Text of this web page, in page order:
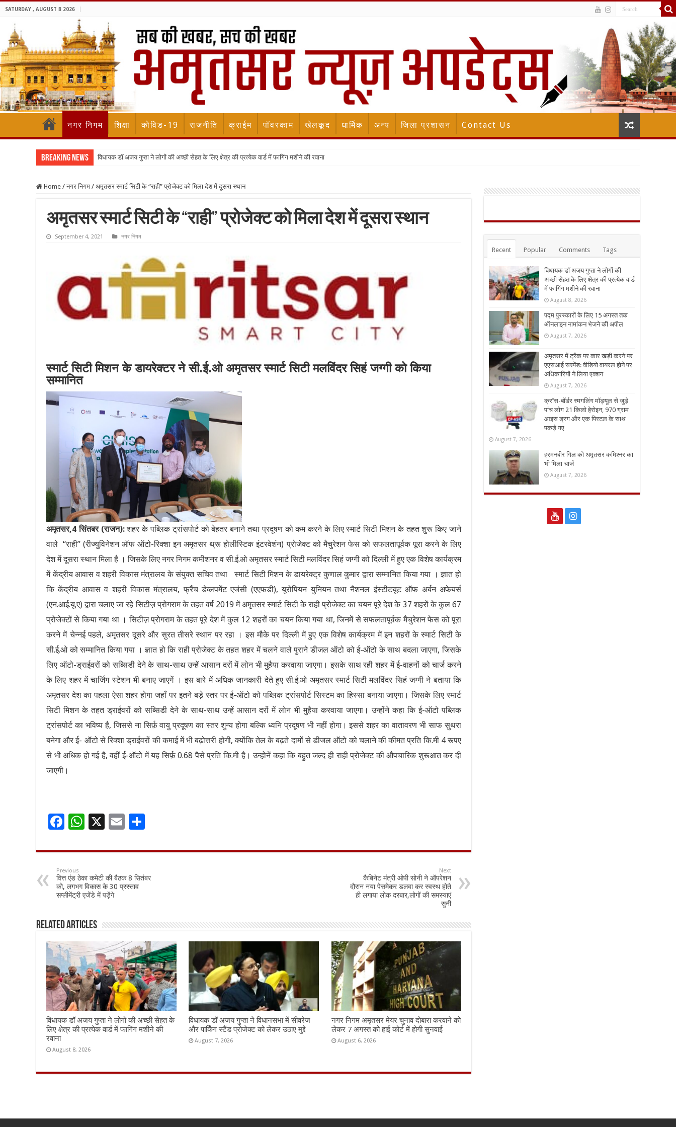
SATURDAY , AUGUST 8 2026
नगर निगम शिक्षा कोविड-19 राजनीति क्राईम पॉवरकाम खेलकूद धार्मिक अन्य जिला प्रशासन Contact Us
Breaking News विधायक डॉ अजय गुप्ता ने लोगों की अच्छी सेहत के लिए क्षेत्र की प्रत्येक वार्ड में फागिंग मशीने की रवाना
Home / नगर निगम / अमृतसर स्मार्ट सिटी के “राही” प्रोजेक्ट को मिला देश में दूसरा स्थान
अमृतसर स्मार्ट सिटी के “राही” प्रोजेक्ट को मिला देश में दूसरा स्थान
September 4, 2021 नगर निगम
स्मार्ट सिटी मिशन के डायरेक्टर ने सी.ई.ओ अमृतसर स्मार्ट सिटी मलविंदर सिहं जग्गी को किया
सम्मानित
अमृतसर,4 सिंतबर (राजन):शहर के पब्लिक ट्रांसपोर्ट को बेहतर बनाने तथा प्रदूषण को कम करने के लिए स्मार्ट सिटी मिशन के तहत शुरू किए जाने
वाले “राही” (रीज्युविनेशन ऑफ ऑटो-रिक्शा इन अमृतसर थ्रू होलीस्टिक इंटरवेशंन) प्रोजेक्ट को मैचुरेशन फेस को सफलतापूर्वक पूरा करने के लिए
देश में दूसरा स्थान मिला है । जिसके लिए नगर निगम कमीशनर व सी.ई.ओ अमृतसर स्मार्ट सिटी मलविंदर सिहं जग्गी को दिल्ली में हुए एक विशेष कार्यक्रम
में केंद्रीय आवास व शहरी विकास मंत्रालय के संयुक्त सचिव तथा स्मार्ट सिटी मिशन के डायरेक्ट्र कुणाल कुमार द्वारा सम्मानित किया गया । ज्ञात हो
कि केंद्रीय आवास व शहरी विकास मंत्रालय, फ्रैंच डेव्लपमेंट एजंसी (एएफडी), यूरोपियन युनियन तथा नैशनल इंस्टीटयूट ऑफ अर्बन अफेयर्स
(एन.आई.यू.ए) द्वारा चलाए जा रहे सिटीज़ प्रोगराम के तहत वर्ष 2019 में अमृतसर स्मार्ट सिटी के राही प्रोजेक्ट का चयन पूरे देश के 37 शहरों के कुल 67
प्रोजेक्टों से किया गया था । सिटीज़ प्रोगराम के तहत पूरे देश में कुल 12 शहरों का चयन किया गया था, जिनमें से सफलतापूर्वक मैचुरेशन फेस को पूरा
करने में चेन्नई पहले, अमृतसर दूसरे और सुरत तीसरे स्थान पर रहा । इस मौके पर दिल्ली में हुए एक विशेष कार्यक्रम में इन शहरों के स्मार्ट सिटी के
सी.ई.ओ को सम्मानित किया गया । ज्ञात हो कि राही प्रोजेक्ट के तहत शहर में चलने वाले पुराने डीजल ऑटो को ई-ऑटो के साथ बदला जाएगा, जिसके
लिए ऑटो-ड्राईवरों को सब्सिडी देने के साथ-साथ उन्हें आसान दरों में लोन भी मुहैया करवाया जाएगा। इसके साथ रही शहर में ई-वाहनों को चार्ज करने
के लिए शहर में चार्जिंग स्टेशन भी बनाए जाएगें । इस बारे में अधिक जानकारी देते हुए सी.ई.ओ अमृतसर स्मार्ट सिटी मलविंदर सिहं जग्गी ने बताया कि
अमृतसर देश का पहला ऐसा शहर होगा जहाँ पर इतने बड़े स्तर पर ई-ऑटो को पब्लिक ट्रांसपोर्ट सिस्टम का हिस्सा बनाया जाएगा। जिसके लिए स्मार्ट
सिटी मिशन के तहत ड्राईवरों को सब्सिडी देने के साथ-साथ उन्हें आसान दरों में लोन भी मुहैया करवाया जाएगा। उन्होंने कहा कि ई-ऑटो पब्लिक
ट्रांसपोर्ट का भविष्य है, जिससे ना सिर्फ़ वायु प्रदूषण का स्तर शुन्य होगा बल्कि ध्वनि प्रदूषण भी नहीं होगा। इससे शहर का वातावरण भी साफ सुथरा
बनेगा और ई- ऑटो से रिक्शा ड्राईवरों की कमाई में भी बढ़ोत्तरी होगी, क्योंकि तेल के बढ़ते दामों से डीजल ऑटो को चलाने की कीमत प्रति कि.मी 4 रूपए
से भी अधिक हो गई है, वहीं ई-ऑटो में यह सिर्फ़ 0.68 पैसे प्रति कि.मी है। उन्होनें कहा कि बहुत जल्द ही राही प्रोजेक्ट की औपचारिक शुरूआत कर दी
जाएगी।
F
e
b
o
o
k
W
at
sA
p
p
X
E
ai ar
Previous
वित्त एंड ठेका कमेटी की बैठक 8 सितंबर
को, लगभग विकास के 30 प्रस्ताव
सप्लीमेंट्री एजेंडे में पड़ेंगे
Next
कैबिनेट मंत्री ओपी सोनी ने ऑपरेशन
दौरान नया पेसमेकर डलवा कर स्वस्थ होते
ही लगाया लोक दरबार,लोगों की समस्याएं
सुनी
Related Articles
विधायक डॉ अजय गुप्ता ने लोगों की अच्छी सेहत के
लिए क्षेत्र की प्रत्येक वार्ड में फागिंग मशीने की
रवाना
August 8, 2026
विधायक डॉ अजय गुप्ता ने विधानसभा में सीवरेज
और पार्किंग स्टैंड प्रोजेक्ट को लेकर उठाए मुद्दे
August 7, 2026
नगर निगम अमृतसर मेयर चुनाव दोबारा करवाने को
लेकर 7 अगस्त को हाई कोर्ट में होगी सुनवाई
August 6, 2026
Recent Popular Comments Tags
विधायक डॉ अजय गुप्ता ने लोगों की
अच्छी सेहत के लिए क्षेत्र की प्रत्येक वार्ड
में फागिंग मशीने की रवाना
August 8, 2026
पद्म पुरस्कारों के लिए 15 अगस्त तक
ऑनलाइन नामांकन भेजने की अपील
August 7, 2026
अमृतसर में ट्रैक पर कार खड़ी करने पर
एएसआई सस्पेंड: वीडियो वायरल होने पर
अधिकारियों ने लिया एक्शन
August 7, 2026
क्रॉस-बॉर्डर स्मगलिंग मॉड्यूल से जुड़े
पांच लोग 21 किलो हेरोइन, 970 ग्राम
आइस ड्रग और एक पिस्टल के साथ
पकड़े गए
August 7, 2026
हरमनबीर गिल को अमृतसर कमिश्नर का
भी मिला चार्ज
August 7, 2026